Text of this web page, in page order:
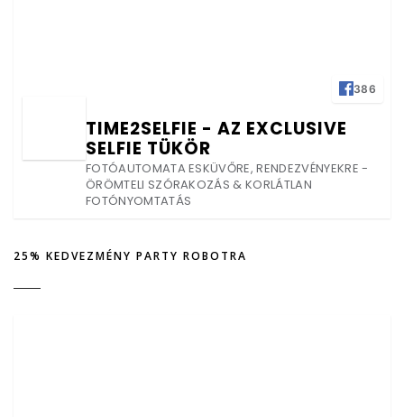
386
TIME2SELFIE - AZ EXCLUSIVE
SELFIE TÜKÖR
FOTÓAUTOMATA ESKÜVŐRE, RENDEZVÉNYEKRE -
ÖRÖMTELI SZÓRAKOZÁS & KORLÁTLAN
FOTÓNYOMTATÁS
25% KEDVEZMÉNY PARTY ROBOTRA